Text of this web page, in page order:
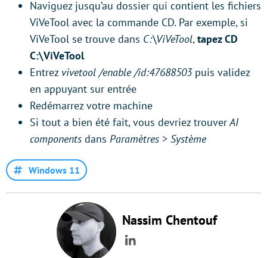
Naviguez jusqu’au dossier qui contient les fichiers
ViVeTool avec la commande CD. Par exemple, si
ViVeTool se trouve dans C:\ViVeTool,tapez CD
C:\ViVeTool
Entrez vivetool /enable /id:47688503puis validez
en appuyant sur entrée
Redémarrez votre machine
Si tout a bien été fait, vous devriez trouverAI
components dans Paramètres > Système
Windows 11
Nassim Chentouf
LinkedIn